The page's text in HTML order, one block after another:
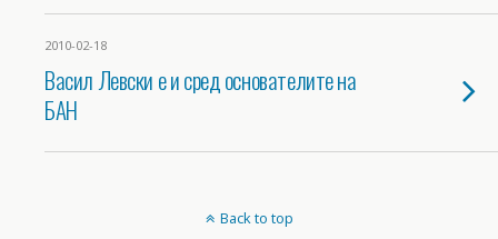
2010-02-18
Васил Левски е и сред основателите на
БАН
Back to top